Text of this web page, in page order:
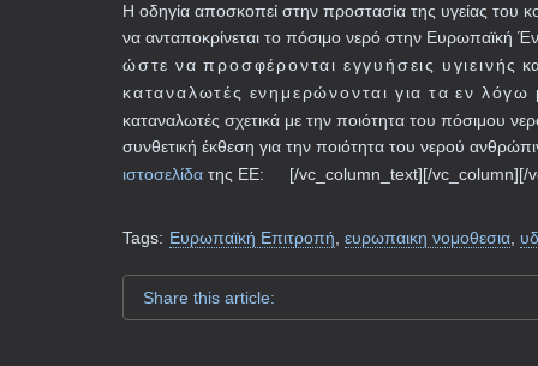
Η οδηγία αποσκοπεί στην προστασία της υγείας του
να ανταποκρίνεται το πόσιμο νερό στην Ευρωπαϊκή
ώστε να προσφέρονται εγγυήσεις υγιεινής
καταναλωτές ενημερώνονται για τα εν
καταναλωτές σχετικά με την ποιότητα του πόσιμου
συνθετική έκθεση για την ποιότητα του νερού
ιστοσελίδα της ΕΕ: [/vc_column_text][/vc_column][/
Tags: Ευρωπαϊκή Επιτροπή ευρωπαικη νομοθεσια
Share this article: